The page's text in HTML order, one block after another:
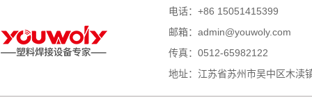
电话：+86 15051415399
邮箱：admin@youwoly.com
传真：0512-65982122
地址：江苏省苏州市吴中区木渎